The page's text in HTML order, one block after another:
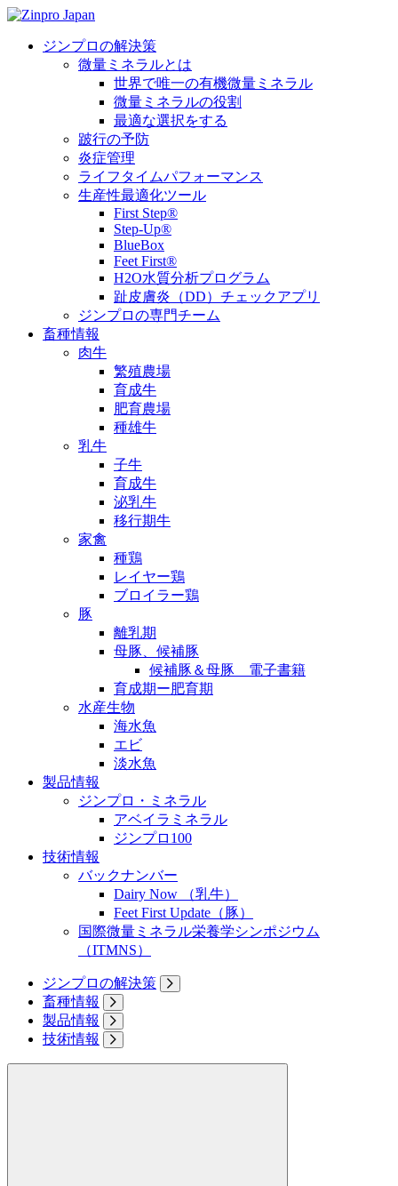
ジンプロの解決策
微量ミネラルとは
世界で唯一の有機微量ミネラル
微量ミネラルの役割
最適な選択をする
跛行の予防
炎症管理
ライフタイムパフォーマンス
生産性最適化ツール
First Step®
Step-Up®
BlueBox
Feet First®
H2O水質分析プログラム
趾皮膚炎（DD）チェックアプリ
ジンプロの専門チーム
畜種情報
肉牛
繁殖農場
育成牛
肥育農場
種雄牛
乳牛
子牛
育成牛
泌乳牛
移行期牛
家禽
種鶏
レイヤー鶏
ブロイラー鶏
豚
離乳期
母豚、候補豚
候補豚＆母豚 電子書籍
育成期ー肥育期
水産生物
海水魚
エビ
淡水魚
製品情報
ジンプロ・ミネラル
アベイラミネラル
ジンプロ100
技術情報
バックナンバー
Dairy Now （乳牛）
Feet First Update（豚）
国際微量ミネラル栄養学シンポジウム
（ITMNS）
ジンプロの解決策
畜種情報
製品情報
技術情報